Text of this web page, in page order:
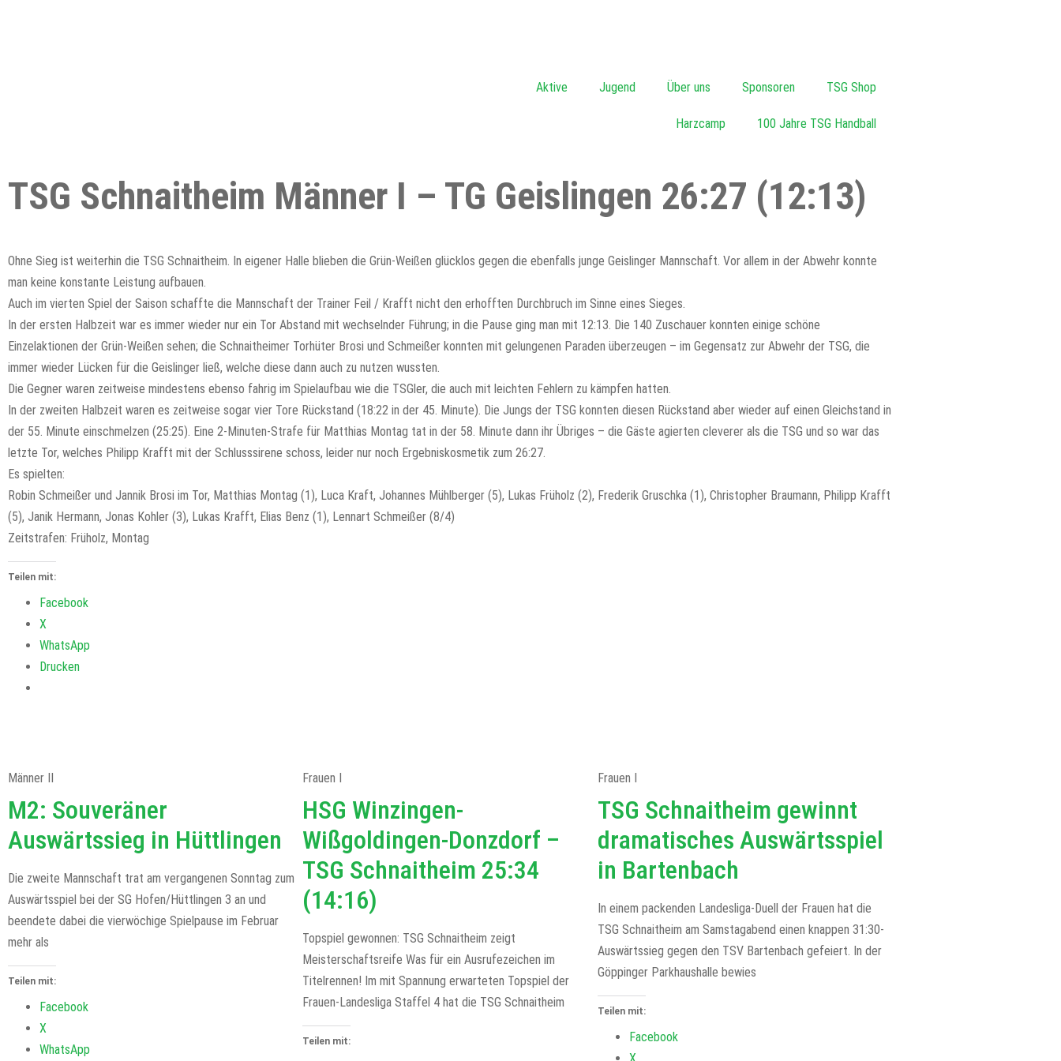
Aktive Jugend Über uns Sponsoren TSG Shop
Harzcamp 100 Jahre TSG Handball
TSG Schnaitheim Männer I – TG Geislingen 26:27 (12:13)
Ohne Sieg ist weiterhin die TSG Schnaitheim. In eigener Halle blieben die Grün-Weißen glücklos gegen die ebenfalls junge Geislinger Mannschaft. Vor allem in der Abwehr konnte
man keine konstante Leistung aufbauen.
Auch im vierten Spiel der Saison schaffte die Mannschaft der Trainer Feil / Krafft nicht den erhofften Durchbruch im Sinne eines Sieges.
In der ersten Halbzeit war es immer wieder nur ein Tor Abstand mit wechselnder Führung; in die Pause ging man mit 12:13. Die 140 Zuschauer konnten einige schöne
Einzelaktionen der Grün-Weißen sehen; die Schnaitheimer Torhüter Brosi und Schmeißer konnten mit gelungenen Paraden überzeugen – im Gegensatz zur Abwehr der TSG, die
immer wieder Lücken für die Geislinger ließ, welche diese dann auch zu nutzen wussten.
Die Gegner waren zeitweise mindestens ebenso fahrig im Spielaufbau wie die TSGler, die auch mit leichten Fehlern zu kämpfen hatten.
In der zweiten Halbzeit waren es zeitweise sogar vier Tore Rückstand (18:22 in der 45. Minute). Die Jungs der TSG konnten diesen Rückstand aber wieder auf einen Gleichstand in
der 55. Minute einschmelzen (25:25). Eine 2-Minuten-Strafe für Matthias Montag tat in der 58. Minute dann ihr Übriges – die Gäste agierten cleverer als die TSG und so war das
letzte Tor, welches Philipp Krafft mit der Schlusssirene schoss, leider nur noch Ergebniskosmetik zum 26:27.
Es spielten:
Robin Schmeißer und Jannik Brosi im Tor, Matthias Montag (1), Luca Kraft, Johannes Mühlberger (5), Lukas Früholz (2), Frederik Gruschka (1), Christopher Braumann, Philipp Krafft
(5), Janik Hermann, Jonas Kohler (3), Lukas Krafft, Elias Benz (1), Lennart Schmeißer (8/4)
Zeitstrafen: Früholz, Montag
Teilen mit:
Facebook
X
WhatsApp
Drucken
Männer II
M2: Souveräner
Auswärtssieg in Hüttlingen
Die zweite Mannschaft trat am vergangenen Sonntag zum
Auswärtsspiel bei der SG Hofen/Hüttlingen 3 an und
beendete dabei die vierwöchige Spielpause im Februar
mehr als
Teilen mit:
Facebook
X
WhatsApp
Frauen I
HSG Winzingen-
Wißgoldingen-Donzdorf –
TSG Schnaitheim 25:34
(14:16)
Topspiel gewonnen: TSG Schnaitheim zeigt
Meisterschaftsreife Was für ein Ausrufezeichen im
Titelrennen! Im mit Spannung erwarteten Topspiel der
Frauen-Landesliga Staffel 4 hat die TSG Schnaitheim
Teilen mit:
Frauen I
TSG Schnaitheim gewinnt
dramatisches Auswärtsspiel
in Bartenbach
In einem packenden Landesliga-Duell der Frauen hat die
TSG Schnaitheim am Samstagabend einen knappen 31:30-
Auswärtssieg gegen den TSV Bartenbach gefeiert. In der
Göppinger Parkhaushalle bewies
Teilen mit:
Facebook